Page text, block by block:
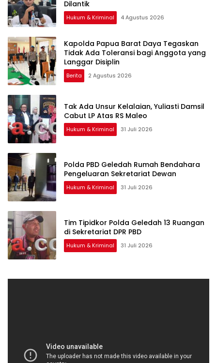
Dilantik
Hukum & Kriminal 4 Agustus 2026
Kapolda Papua Barat Daya Tegaskan
Tidak Ada Toleransi bagi Anggota yang
Langgar Disiplin
Berita 2 Agustus 2026
Tak Ada Unsur Kelalaian, Yuliasti Damsil
Cabut LP Atas RS Maleo
Hukum & Kriminal 31 Juli 2026
Polda PBD Geledah Rumah Bendahara
Pengeluaran Sekretariat Dewan
Hukum & Kriminal 31 Juli 2026
Tim Tipidkor Polda Geledah 13 Ruangan
di Sekretariat DPR PBD
Hukum & Kriminal 31 Juli 2026